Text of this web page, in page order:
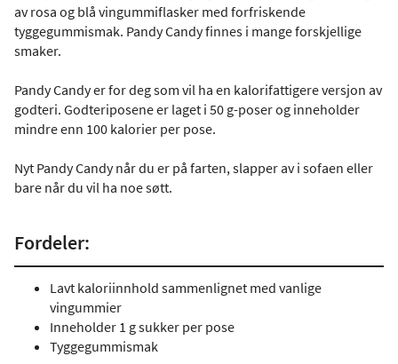
av rosa og blå vingummiflasker med forfriskende
tyggegummismak. Pandy Candy finnes i mange forskjellige
smaker.
Pandy Candy er for deg som vil ha en kalorifattigere versjon av
godteri. Godteriposene er laget i 50 g-poser og inneholder
mindre enn 100 kalorier per pose.
Nyt Pandy Candy når du er på farten, slapper av i sofaen eller
bare når du vil ha noe søtt.
Fordeler:
Lavt kaloriinnhold sammenlignet med vanlige
vingummier
Inneholder 1 g sukker per pose
Tyggegummismak